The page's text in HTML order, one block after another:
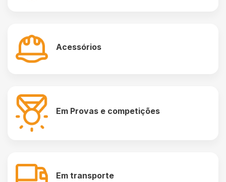
Acessórios
Em Provas e competições
Em transporte